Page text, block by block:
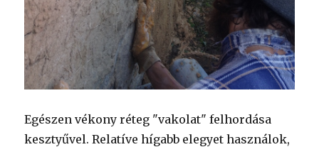
Egészen vékony réteg "vakolat" felhordása
kesztyűvel. Relatíve hígabb elegyet használok,